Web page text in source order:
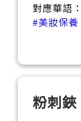
對應華語：
#美妝保養
粉刺鋏